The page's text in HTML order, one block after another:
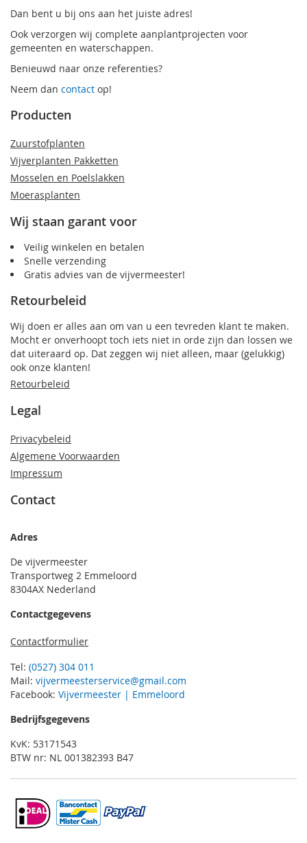
Dan bent u bij ons aan het juiste adres!
Ook verzorgen wij complete aanplantprojecten voor
gemeenten en waterschappen.
Benieuwd naar onze referenties?
Neem dan contact op!
Producten
Zuurstofplanten
Vijverplanten Pakketten
Mosselen en Poelslakken
Moerasplanten
Wij staan garant voor
Veilig winkelen en betalen
Snelle verzending
Gratis advies van de vijvermeester!
Retourbeleid
Wij doen er alles aan om van u een tevreden klant te maken.
Mocht er onverhoopt toch iets niet in orde zijn dan lossen we
dat uiteraard op. Dat zeggen wij niet alleen, maar (gelukkig)
ook onze klanten!
Retourbeleid
Legal
Privacybeleid
Algemene Voorwaarden
Impressum
Contact
Adres
De vijvermeester
Transportweg 2 Emmeloord
8304AX Nederland
Contactgegevens
Contactformulier
Tel: (0527) 304 011
Mail: vijvermeesterservice@gmail.com
Facebook: Vijvermeester | Emmeloord
Bedrijfsgegevens
KvK: 53171543
BTW nr: NL 001382393 B47